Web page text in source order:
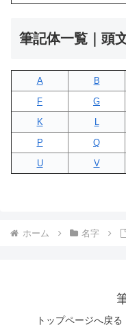
筆記体一覧｜頭
A B
F
G
K
L
P
Q
U
V
ホーム 名字
トップページへ戻る